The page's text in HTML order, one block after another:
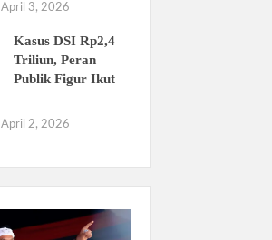
April 3, 2026
Kasus DSI Rp2,4
Triliun, Peran
Publik Figur Ikut
April 2, 2026